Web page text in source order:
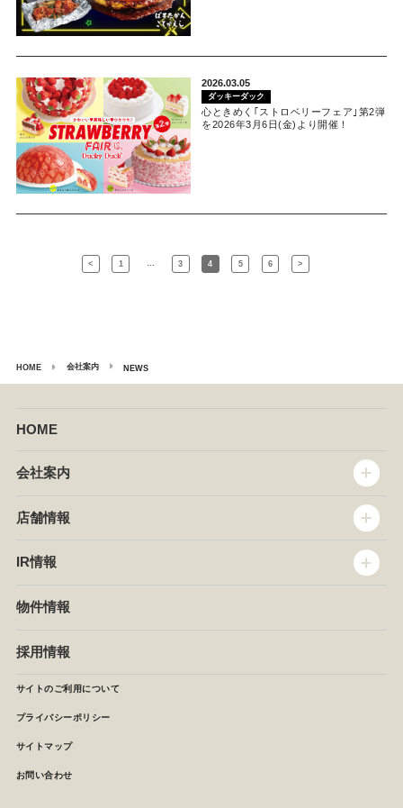
2026.03.05
ダッキーダック
心ときめく｢ストロベリーフェア｣第2弾
を2026年3月6日(金)より開催！
< 1 … 3 4 5 6 >
HOME 会社案内 NEWS
HOME
会社案内
企業情報
セントラルキッチン
NEWS
店舗情報
椿屋珈琲
イタリアンダイニングDONA
店舗検索
IR情報
IRニュース
月次報告
決算短信
株主の皆様へ
よくあるご質問 (株主優待制度)
物件情報
採用情報
サイトのご利用について
プライバシーポリシー
サイトマップ
お問い合わせ